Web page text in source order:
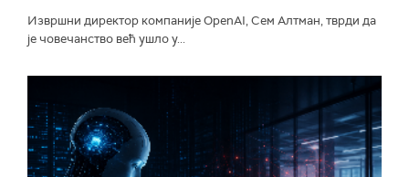
Извршни директор компаније OpenAI, Сем Алтман, тврди да
је човечанство већ ушло у...